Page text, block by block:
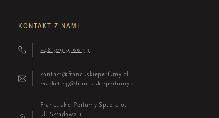
KONTAKT Z NAMI
+48 509 55 66 99
kontakt@francuskieperfumy.pl
marketing@francuskieperfumy.pl
Francuskie Perfumy Sp. z o.o.
ul. Składowa 1